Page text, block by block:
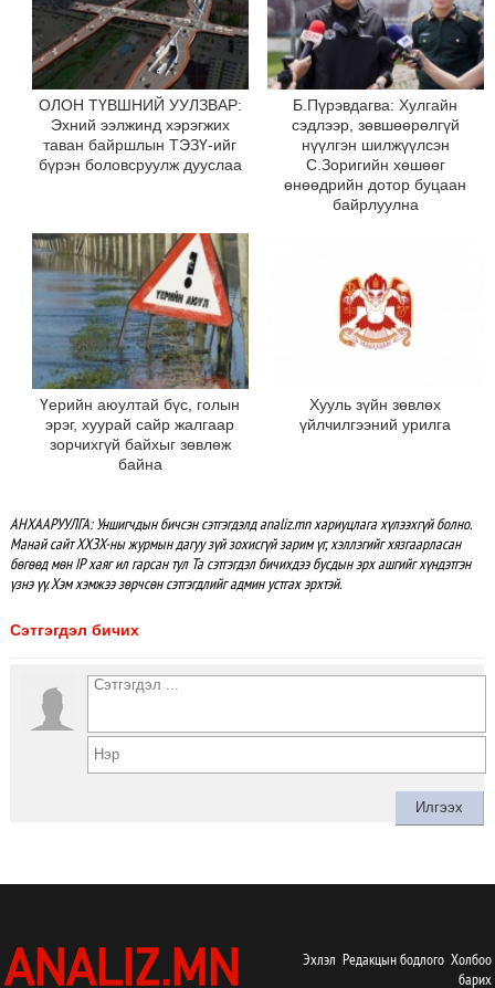
ОЛОН ТҮВШНИЙ УУЛЗВАР:
Эхний ээлжинд хэрэгжих
таван байршлын ТЭЗҮ-ийг
бүрэн боловсруулж дууслаа
Б.Пүрэвдагва: Хулгайн
сэдлээр, зөвшөөрөлгүй
нүүлгэн шилжүүлсэн
С.Зоригийн хөшөөг
өнөөдрийн дотор буцаан
байрлуулна
Үерийн аюултай бүс, голын
эрэг, хуурай сайр жалгаар
зорчихгүй байхыг зөвлөж
байна
Хууль зүйн зөвлөх
үйлчилгээний урилга
АНХААРУУЛГА: Уншигчдын бичсэн сэтгэгдэлд analiz.mn хариуцлага хүлээхгүй болно.
Манай сайт ХХЗХ-ны журмын дагуу зүй зохисгүй зарим үг, хэллэгийг хязгаарласан
бөгөөд мөн IP хаяг ил гарсан тул Та сэтгэгдэл бичихдээ бусдын эрх ашгийг хүндэтгэн
үзнэ үү. Хэм хэмжээ зөрчсөн сэтгэгдлийг админ устгах эрхтэй.
Сэтгэгдэл бичих
Эхлэл Редакцын бодлого Холбоо
барих